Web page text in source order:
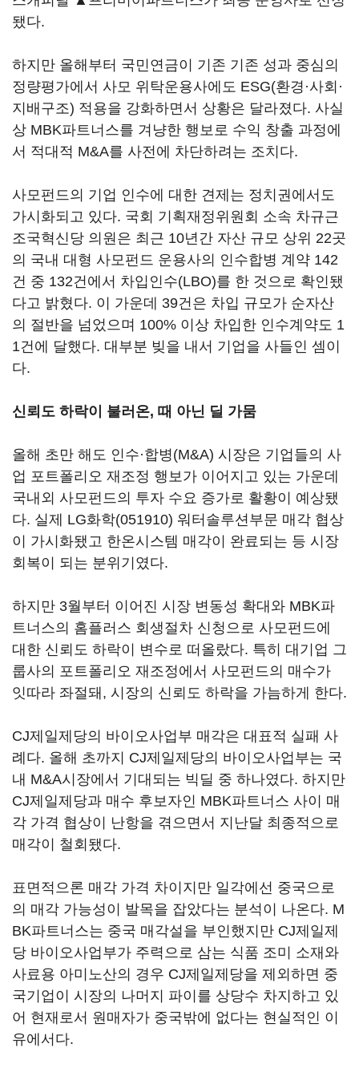
됐다.
하지만 올해부터 국민연금이 기존 기존 성과 중심의
정량평가에서 사모 위탁운용사에도 ESG(환경·사회·
지배구조) 적용을 강화하면서 상황은 달라졌다. 사실
상 MBK파트너스를 겨냥한 행보로 수익 창출 과정에
서 적대적 M&A를 사전에 차단하려는 조치다.
사모펀드의 기업 인수에 대한 견제는 정치권에서도
가시화되고 있다. 국회 기획재정위원회 소속 차규근
조국혁신당 의원은 최근 10년간 자산 규모 상위 22곳
의 국내 대형 사모펀드 운용사의 인수합병 계약 142
건 중 132건에서 차입인수(LBO)를 한 것으로 확인됐
다고 밝혔다. 이 가운데 39건은 차입 규모가 순자산
의 절반을 넘었으며 100% 이상 차입한 인수계약도 1
1건에 달했다. 대부분 빚을 내서 기업을 사들인 셈이
다.
신뢰도 하락이 불러온, 때 아닌 딜 가뭄
올해 초만 해도 인수·합병(M&A) 시장은 기업들의 사
업 포트폴리오 재조정 행보가 이어지고 있는 가운데
국내외 사모펀드의 투자 수요 증가로 활황이 예상됐
다. 실제 LG화학(051910) 워터솔루션부문 매각 협상
이 가시화됐고 한온시스템 매각이 완료되는 등 시장
회복이 되는 분위기였다.
하지만 3월부터 이어진 시장 변동성 확대와 MBK파
트너스의 홈플러스 회생절차 신청으로 사모펀드에
대한 신뢰도 하락이 변수로 떠올랐다. 특히 대기업 그
룹사의 포트폴리오 재조정에서 사모펀드의 매수가
잇따라 좌절돼, 시장의 신뢰도 하락을 가늠하게 한다.
CJ제일제당의 바이오사업부 매각은 대표적 실패 사
례다. 올해 초까지 CJ제일제당의 바이오사업부는 국
내 M&A시장에서 기대되는 빅딜 중 하나였다. 하지만
CJ제일제당과 매수 후보자인 MBK파트너스 사이 매
각 가격 협상이 난항을 겪으면서 지난달 최종적으로
매각이 철회됐다.
표면적으론 매각 가격 차이지만 일각에선 중국으로
의 매각 가능성이 발목을 잡았다는 분석이 나온다. M
BK파트너스는 중국 매각설을 부인했지만 CJ제일제
당 바이오사업부가 주력으로 삼는 식품 조미 소재와
사료용 아미노산의 경우 CJ제일제당을 제외하면 중
국기업이 시장의 나머지 파이를 상당수 차지하고 있
어 현재로서 원매자가 중국밖에 없다는 현실적인 이
유에서다.